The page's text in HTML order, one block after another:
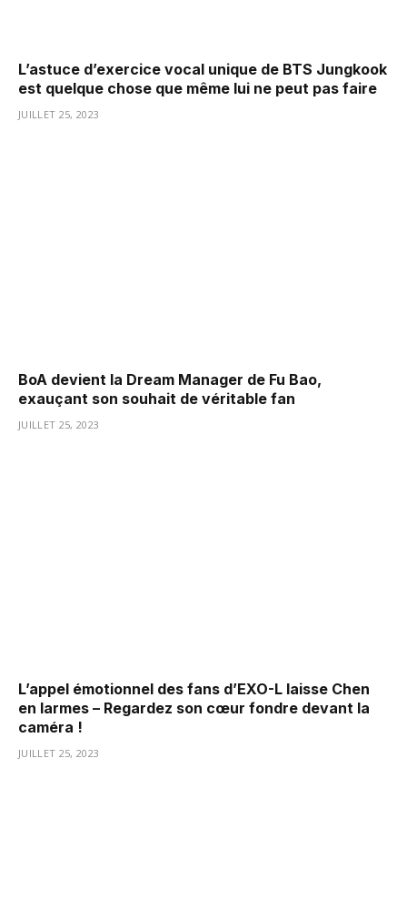
L’astuce d’exercice vocal unique de BTS Jungkook
est quelque chose que même lui ne peut pas faire
JUILLET 25, 2023
BoA devient la Dream Manager de Fu Bao,
exauçant son souhait de véritable fan
JUILLET 25, 2023
L’appel émotionnel des fans d’EXO-L laisse Chen
en larmes – Regardez son cœur fondre devant la
caméra !
JUILLET 25, 2023